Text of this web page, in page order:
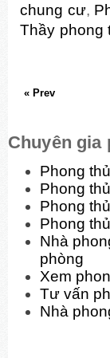
chung cư,
Thầy phong
« Prev
Chuyên gia
Phong
Phong
Phong
Phong
Nhà
phòng
Xem
Tư vấn
Nhà